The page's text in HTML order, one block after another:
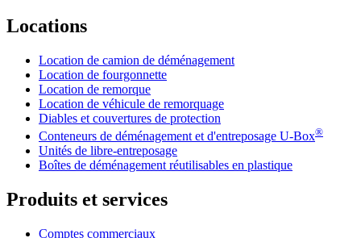
Locations
Location de camion de déménagement
Location de fourgonnette
Location de remorque
Location de véhicule de remorquage
Diables et couvertures de protection
Conteneurs de déménagement et d'entreposage U-Box®
Unités de libre-entreposage
Boîtes de déménagement réutilisables en plastique
Produits et services
Comptes commerciaux